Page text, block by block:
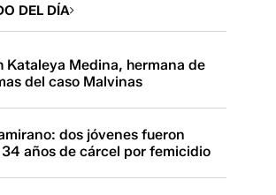
DEL DÍA
Kataleya Medina, hermana de
del caso Malvinas
dos jóvenes fueron
años de cárcel por femicidio